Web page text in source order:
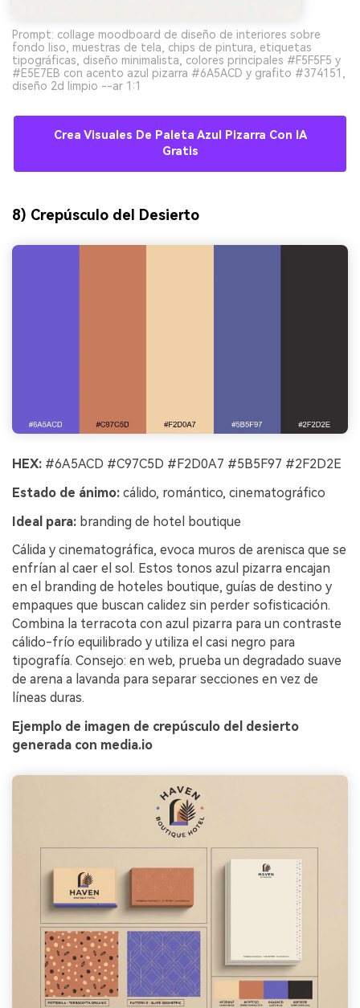
Prompt: collage moodboard de diseño de interiores sobre
fondo liso, muestras de tela, chips de pintura, etiquetas
tipográficas, diseño minimalista, colores principales #F5F5F5 y
#E5E7EB con acento azul pizarra #6A5ACD y grafito #374151,
diseño 2d limpio --ar 1:1
Crea Visuales De Paleta Azul Pizarra Con IA
Gratis
8) Crepúsculo del Desierto
HEX: #6A5ACD #C97C5D #F2D0A7 #5B5F97 #2F2D2E
Estado de ánimo: cálido, romántico, cinematográfico
Ideal para: branding de hotel boutique
Cálida y cinematográfica, evoca muros de arenisca que se
enfrían al caer el sol. Estos tonos azul pizarra encajan
en el branding de hoteles boutique, guías de destino y
empaques que buscan calidez sin perder sofisticación.
Combina la terracota con azul pizarra para un contraste
cálido-frío equilibrado y utiliza el casi negro para
tipografía. Consejo: en web, prueba un degradado suave
de arena a lavanda para separar secciones en vez de
líneas duras.
Ejemplo de imagen de crepúsculo del desierto
generada con media.io